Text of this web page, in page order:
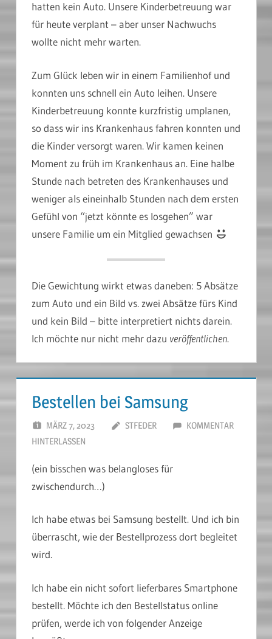
hatten kein Auto. Unsere Kinderbetreuung war
für heute verplant – aber unser Nachwuchs
wollte nicht mehr warten.
Zum Glück leben wir in einem Familienhof und
konnten uns schnell ein Auto leihen. Unsere
Kinderbetreuung konnte kurzfristig umplanen,
so dass wir ins Krankenhaus fahren konnten und
die Kinder versorgt waren. Wir kamen keinen
Moment zu früh im Krankenhaus an. Eine halbe
Stunde nach betreten des Krankenhauses und
weniger als eineinhalb Stunden nach dem ersten
Gefühl von “jetzt könnte es losgehen” war
unsere Familie um ein Mitglied gewachsen
Die Gewichtung wirkt etwas daneben: 5 Absätze
zum Auto und ein Bild vs. zwei Absätze fürs Kind
und kein Bild – bitte interpretiert nichts darein.
Ich möchte nur nicht mehr dazu veröffentlichen.
Bestellen bei Samsung
MÄRZ 7, 2023 STFEDER
KOMMENTAR
HINTERLASSEN
(ein bisschen was belangloses für
zwischendurch…)
Ich habe etwas bei Samsung bestellt. Und ich bin
überrascht, wie der Bestellprozess dort begleitet
wird.
Ich habe ein nicht sofort lieferbares Smartphone
bestellt. Möchte ich den Bestellstatus online
prüfen, werde ich von folgender Anzeige